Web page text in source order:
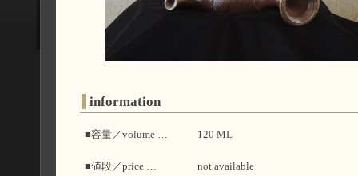
information
■容量／volume … 120 ML
■値段／price … not available